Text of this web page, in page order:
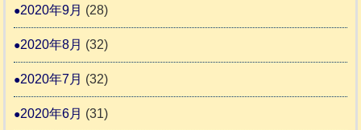
2020年9月 (28)
2020年8月 (32)
2020年7月 (32)
2020年6月 (31)